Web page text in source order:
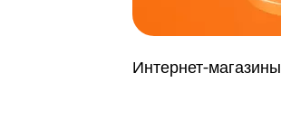
Интернет-магазины